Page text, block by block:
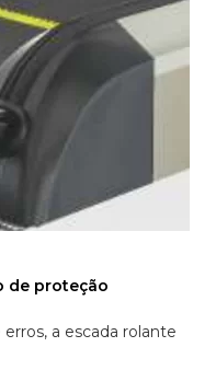
de proteção
a escada rolante